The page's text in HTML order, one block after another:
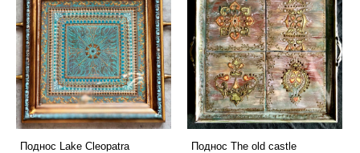
Поднос Lake Cleopatra Поднос The old castle